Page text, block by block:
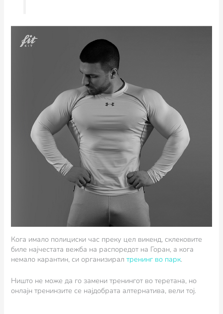
Кога имало полициски час преку цел викенд, склековите
биле најчестата вежба на распоредот на Горан, а кога
немало карантин, си организиралтренинг во парк.
Ништо не може да го замени тренингот во теретана, но
онлајн тренинзите се најдобрата алтернатива, вели тој.